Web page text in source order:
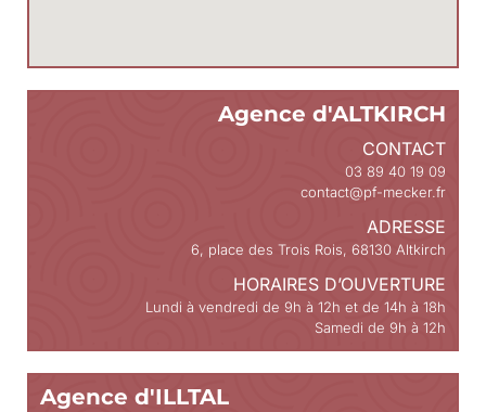
Agence d'ALTKIRCH
CONTACT
03 89 40 19 09
contact@pf-mecker.fr
ADRESSE
6, place des Trois Rois, 68130 Altkirch
HORAIRES D’OUVERTURE
Lundi à vendredi de 9h à 12h et de 14h à 18h
Samedi de 9h à 12h
Agence d'ILLTAL